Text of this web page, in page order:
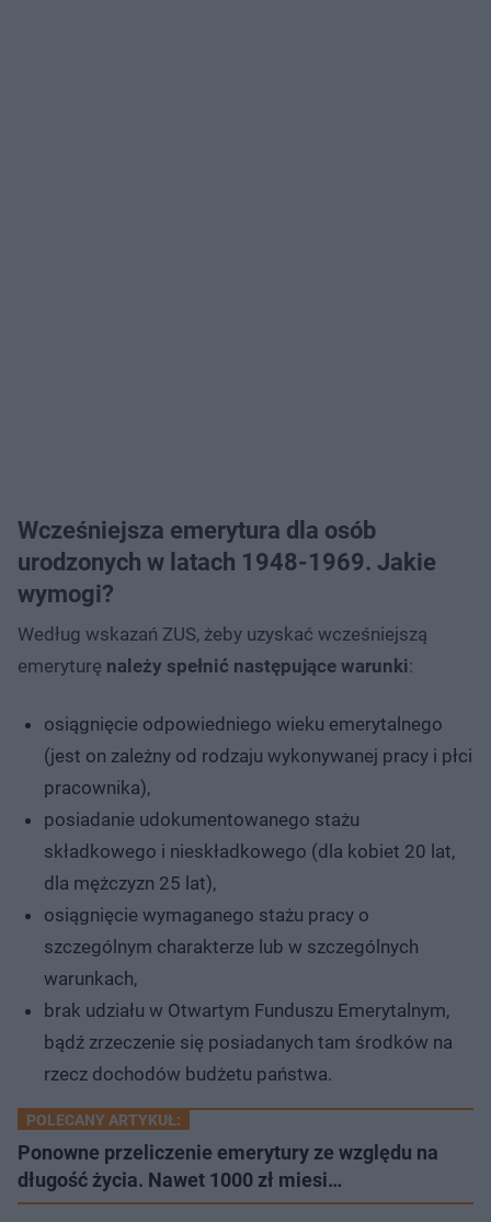
Wcześniejsza emerytura dla osób
urodzonych w latach 1948-1969. Jakie
wymogi?
Według wskazań ZUS, żeby uzyskać wcześniejszą
emeryturę należy spełnić następujące warunki:
osiągnięcie odpowiedniego wieku emerytalnego
(jest on zależny od rodzaju wykonywanej pracy i płci
pracownika),
posiadanie udokumentowanego stażu
składkowego i nieskładkowego (dla kobiet 20 lat,
dla mężczyzn 25 lat),
osiągnięcie wymaganego stażu pracy o
szczególnym charakterze lub w szczególnych
warunkach,
brak udziału w Otwartym Funduszu Emerytalnym,
bądź zrzeczenie się posiadanych tam środków na
rzecz dochodów budżetu państwa.
POLECANY ARTYKUŁ:
Ponowne przeliczenie emerytury ze względu na
długość życia. Nawet 1000 zł miesi…